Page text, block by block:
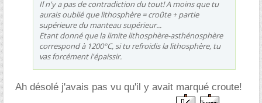
Il n'y a pas de contradiction du tout! A moins que tu
aurais oublié que lithosphère = croûte + partie
supérieure du manteau supérieur...
Etant donné que la limite lithosphère-asthénosphère
correspond à 1200°C, si tu refroidis la lithosphère, tu
vas forcément l'épaissir.
Ah désolé j'avais pas vu qu'il y avait marqué croute!